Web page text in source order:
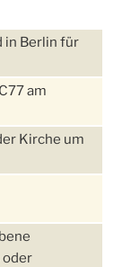
in Berlin für
am
Kirche um
oder